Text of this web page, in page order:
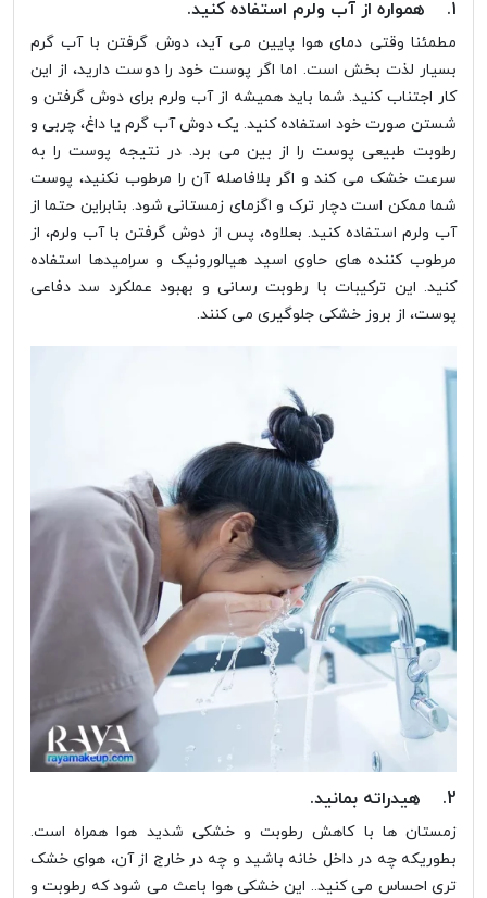
1. همواره از آب ولرم استفاده کنید.
مطمئنا وقتی دمای هوا پایین می آید، دوش گرفتن با آب گرم
بسیار لذت بخش است. اما اگر پوست خود را دوست دارید، از این
کار اجتناب کنید. شما باید همیشه از آب ولرم برای دوش گرفتن و
شستن صورت خود استفاده کنید. یک دوش آب گرم یا داغ، چربی و
رطوبت طبیعی پوست را از بین می برد. در نتیجه پوست را به
سرعت خشک می کند و اگر بلافاصله آن را مرطوب نکنید، پوست
شما ممکن است دچار ترک و اگزمای زمستانی شود. بنابراین حتما از
آب ولرم استفاده کنید. بعلاوه، پس از دوش گرفتن با آب ولرم، از
مرطوب کننده های حاوی اسید هیالورونیک و سرامیدها استفاده
کنید. این ترکیبات با رطوبت رسانی و بهبود عملکرد سد دفاعی
پوست، از بروز خشکی جلوگیری می کنند.
2. هیدراته بمانید.
زمستان ها با کاهش رطوبت و خشکی شدید هوا همراه است.
بطوریکه چه در داخل خانه باشید و چه در خارج از آن، هوای خشک
تری احساس می کنید.. این خشکی هوا باعث می شود که رطوبت و